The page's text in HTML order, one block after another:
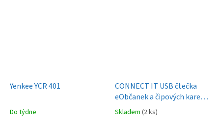
Yenkee YCR 401
Do týdne
CONNECT IT USB čtečka
eObčanek a čipových karet,
černá
Skladem (2 ks)